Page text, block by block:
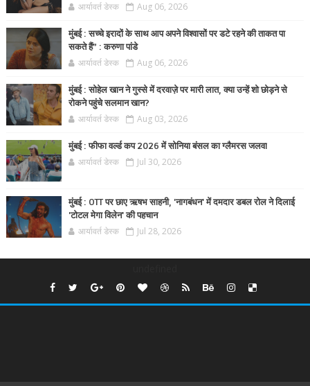
आर्यावर्त डेस्क Aug 06, 2026
मुंबई : सच्चे इरादों के साथ आप अपने विश्वासों पर डटे रहने की ताकत पा
सकते हैं” : करुणा पांडे
आर्यावर्त डेस्क Aug 06, 2026
मुंबई : सोहेल खान ने गुस्से में दरवाज़े पर मारी लात, क्या उन्हें शो छोड़ने से
रोकने पहुंचे सलमान खान?
आर्यावर्त डेस्क Aug 03, 2026
मुंबई : फीफा वर्ल्ड कप 2026 में सोनिया बंसल का ग्लैमरस जलवा
आर्यावर्त डेस्क Jul 30, 2026
मुंबई : OTT पर छाए ऋषभ साहनी, 'नागबंधन' में दमदार डबल रोल ने दिलाई
'टोटल मेगा विलेन' की पहचान
आर्यावर्त डेस्क Jul 28, 2026